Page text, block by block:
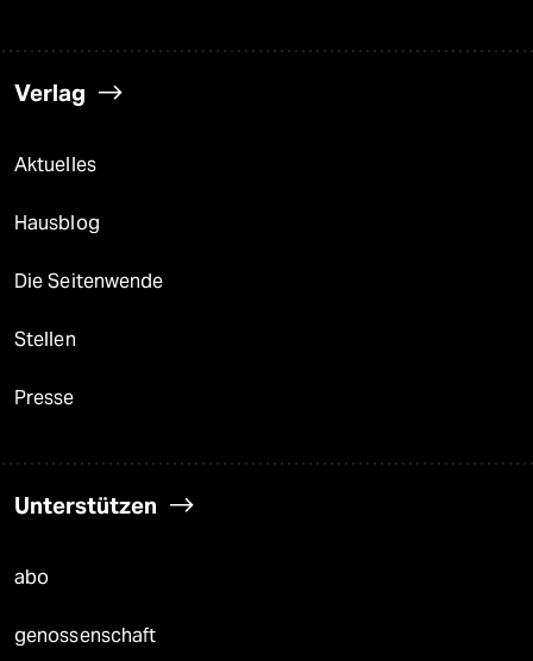
Verlag
Aktuelles
Hausblog
Die Seitenwende
Stellen
Presse
Unterstützen
abo
genossenschaft